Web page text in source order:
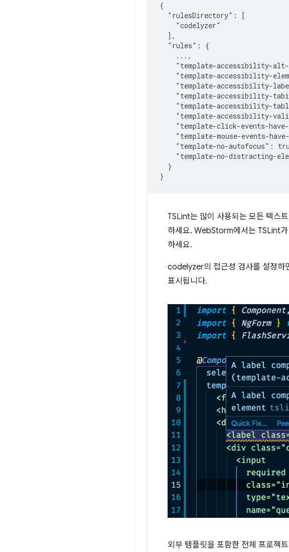
{
  "rulesDirectory": [
    "codelyzer"
  ],
  "rules": {
    ...,
"template-accessibility-
"template-accessibility-
"template-accessibility-
"template-accessibility-
"template-accessibility-
"template-accessibility-
"template-click-events-
"template-mouse-events-
"template-no-autofocus":
"template-no-distracting-
  }
TSLint는 많이 사용되는 모든 텍스
하세요. WebStorm에서는 TSLint
하세요.
codelyzer의 접근성 검사를 설정하
표시됩니다.
외부 템플릿을 포함한 전체 프로젝